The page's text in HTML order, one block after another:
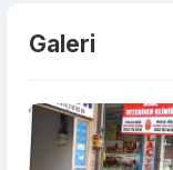
Galeri